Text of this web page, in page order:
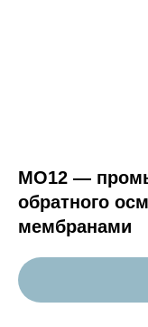
MO12 —
обратного
мембранами